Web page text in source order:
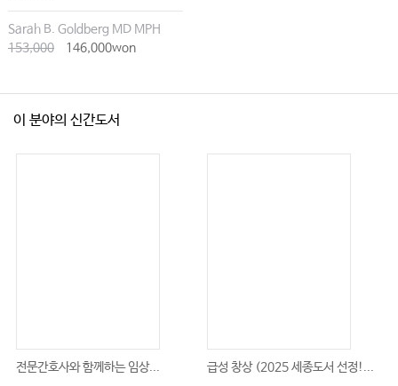
Sarah B. Goldberg MD MPH
153,000
146,000won
이 분야의 신간도서
전문간호사와 함께하는 임상... 급성 창상 (2025 세종도서 선정!...